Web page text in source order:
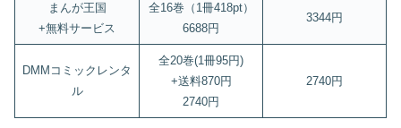
まんが王国
+無料サービス
全16巻（1冊418pt）
6688円
3344円
DMMコミックレンタ
ル
全20巻(1冊95円)
+送料870円
2740円
2740円